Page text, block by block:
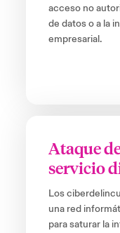
acceso no
de datos o a la
empresarial.
Ataque
servicio
Los
una red
para saturar la